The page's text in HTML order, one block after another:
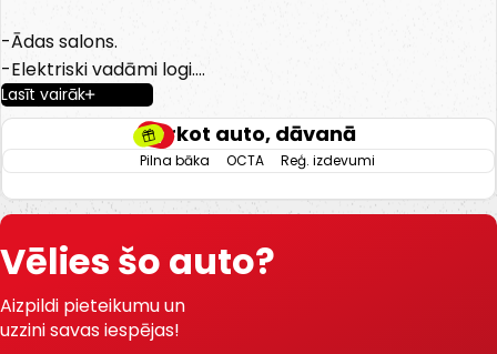
Pērkot auto, dāvanā
Reģ. izdevumi
OCTA
Pilna bāka
-Ādas salons.
-Elektriski vadāmi logi.
-Elektriski regulējami spoguļi.
-Elektriski regulējams priekšējas
sēdvietas.
-Kondicionieris.
-Klimata kontrole.
-Keyless go.
-Navigācijas sistēma.
Lasīt vairāk
Vēlies šo auto?
Aizpildi pieteikumu un
uzzini savas iespējas!